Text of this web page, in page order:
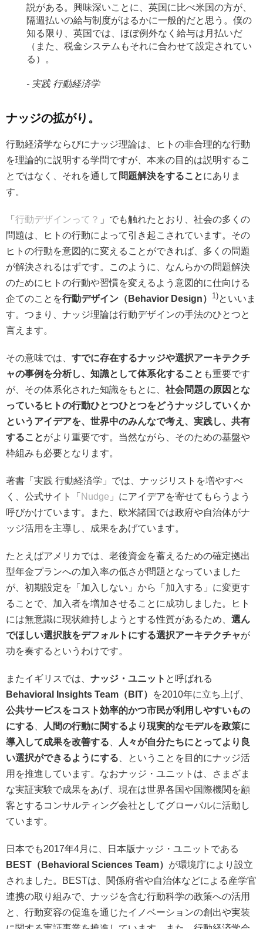
説がある。興味深いことに、英国に比べ米国の方が、
隔週払いの給与制度がはるかに一般的だと思う。僕の
知る限り、英国では、ほぼ例外なく給与は月払いだ
（また、税金システムもそれに合わせて設定されてい
る）。
実践 行動経済学
ナッジの拡がり。
行動経済学ならびにナッジ理論は、ヒトの非合理的な行動
を理論的に説明する学問ですが、本来の目的は説明するこ
とではなく、それを通して 問題解決をすることにありま
す。
「 行動デザインって？ 」でも触れたとおり、社会の多くの
問題は、ヒトの行動によって引き起こされています。その
ヒトの行動を意図的に変えることができれば、多くの問題
が解決されるはずです。このように、なんらかの問題解決
のためにヒトの行動や習慣を変えるよう意図的に仕向ける
企てのことを行動デザイン（Behavior Design） 1)といいま
す。つまり、ナッジ理論は行動デザインの手法のひとつと
言えます。
その意味では、 すでに存在するナッジや選択アーキテクチ
ャの事例を分析し、知識として体系化すること も重要です
が、その体系化された知識をもとに、 社会問題の原因とな
っているヒトの行動ひとつひとつをどうナッジしていくか
というアイデアを、世界中のみんなで考え、実践し、共有
することがより重要です。当然ながら、そのための基盤や
枠組みも必要となります。
著書「実践 行動経済学」では、ナッジリストを増やすべ
く、公式サイト「 Nudge 」にアイデアを寄せてもらうよう
呼びかけています。また、欧米諸国では政府や自治体がナ
ッジ活用を主導し、成果をあげています。
たとえばアメリカでは、老後資金を蓄えるための確定拠出
型年金プランへの加入率の低さが問題となっていました
が、初期設定を「加入しない」から「加入する」に変更す
ることで、加入者を増加させることに成功しました。ヒト
には無意識に現状維持しようとする性質があるため、 選ん
でほしい選択肢をデフォルトにする選択アーキテクチャが
功を奏するというわけです。
またイギリスでは、 ナッジ・ユニット と呼ばれる
Behavioral Insights Team（BIT）
を2010年に立ち上げ、
公共サービスをコスト効率的かつ市民が利用しやすいもの
にする
人間の行動に関するより現実的なモデルを政策に
導入して成果を改善する
人々が自分たちにとってより良
い選択ができるようにする 、ということを目的にナッジ活
用を推進しています。なおナッジ・ユニットは、さまざま
な実証実験で成果をあげ、現在は世界各国や国際機関を顧
客とするコンサルティング会社としてグローバルに活動し
ています。
日本でも2017年4月に、日本版ナッジ・ユニットである
BEST（Behavioral Sciences Team） が環境庁により設立
されました。BESTは、関係府省や自治体などによる産学官
連携の取り組みで、ナッジを含む行動科学の政策への活用
と、行動変容の促進を通じたイノベーションの創出や実装